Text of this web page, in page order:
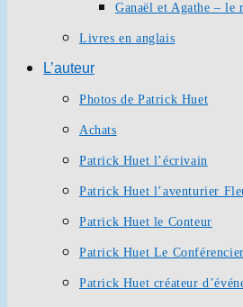
Ganaël et Agathe – le
Livres en anglais
L’auteur
Photos de Patrick Huet
Achats
Patrick Huet l’écrivain
Patrick Huet l’aventurier
Patrick Huet le Conteur
Patrick Huet Le Conférencier
Patrick Huet créateur